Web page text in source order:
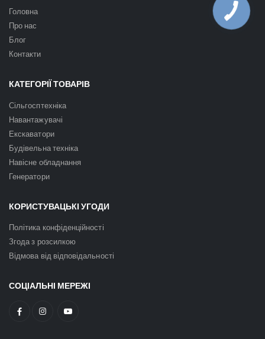
Головна
Про нас
Блог
Контакти
КАТЕГОРІЇ ТОВАРІВ
Сільгосптехніка
Навантажувачі
Екскаватори
Будівельна техніка
Навісне обладнання
Генератори
КОРИСТУВАЦЬКІ УГОДИ
Політика конфіденційності
Згода з розсилкою
Відмова від відповідальності
СОЦІАЛЬНІ МЕРЕЖІ